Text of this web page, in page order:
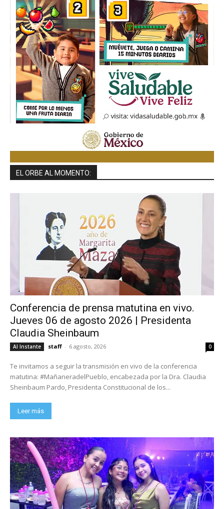
EL ORBE AL MOMENTO:
Conferencia de prensa matutina en vivo.
Jueves 06 de agosto 2026 | Presidenta
Claudia Sheinbaum
Al Instante staff - 6 agosto, 2026 0
Te invitamos a seguir la transmisión en vivo de la conferencia
matutina: #MañaneradelPueblo, encabezada por la Dra. Claudia
Sheinbaum Pardo, Presidenta Constitucional de los...
Leer más